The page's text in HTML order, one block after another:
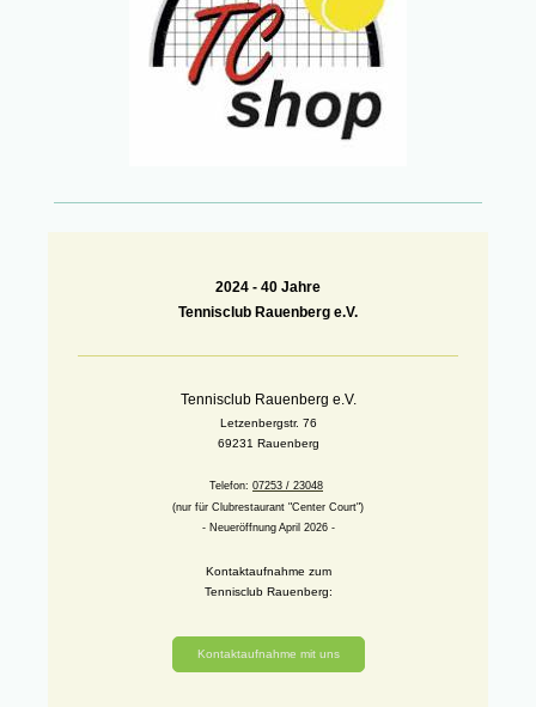
2024 - 40 Jahre
Tennisclub Rauenberg e.V.
Tennisclub Rauenberg e.V.
Letzenbergstr. 76
69231 Rauenberg
Telefon: 07253 / 23048
(nur für Clubrestaurant "Center Court")
- Neueröffnung April 2026 -
Kontaktaufnahme zum
Tennisclub Rauenberg:
Kontaktaufnahme mit uns